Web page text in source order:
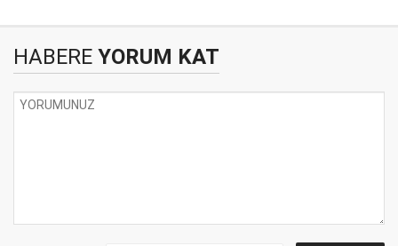
HABERE YORUM KAT